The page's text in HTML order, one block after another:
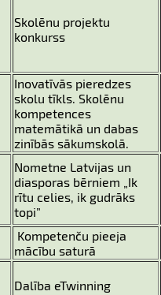
Skolēnu projektu
konkurss
Inovatīvās pieredzes
skolu tīkls. Skolēnu
kompetences
matemātikā un dabas
zinībās sākumskolā.
Nometne Latvijas un
diasporas bērniem „Ik
rītu celies, ik gudrāks
topi”
Kompetenču pieeja
mācību saturā
Dalība eTwinning